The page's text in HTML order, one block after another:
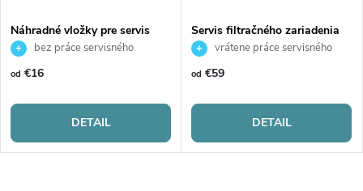
Náhradné vložky pre servis
filtračného zariadenia
bez práce servisného
technika
od €16
DETAIL
Servis filtračného zariadenia
vrátene práce servisného
technika
od €59
DETAIL